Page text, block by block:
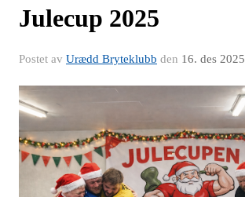
Julecup 2025
Postet av Urædd Bryteklubb den 16. des 2025